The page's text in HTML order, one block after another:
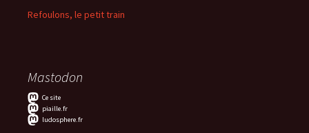
Refoulons, le petit train
Mastodon
Ce site
piaille.fr
ludosphere.fr